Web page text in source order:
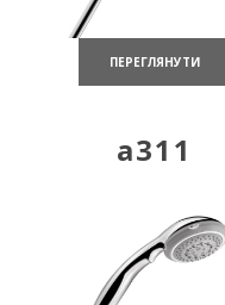
ПЕРЕГЛЯНУТИ
a311